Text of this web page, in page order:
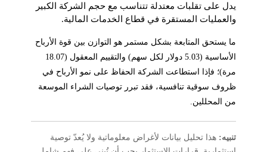
يدل على تقلبات معتدلة تتناسب مع حجم الشركة الكبير
والعمليات المستقرة في قطاع الخدمات المالية.
ما يستحق المتابعة بشكل مستمر هو التوازن بين قوة الأرباح
الأساسية (5.03 دولار لكل سهم) والتقييم المعقول (18.07
مرة)؛ فإذا استطاعت الشركة الحفاظ على نمو الأرباح في
ظروف سوقية تنافسية، فقد تبرر توصيات الشراء الموسعة
من المحللين.
تنبيه:هذا تحليل بيانات لأغراض معلوماتية ولا يُعدّ توصية